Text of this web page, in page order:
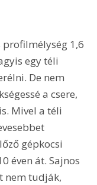
egy téli
De nem
a csere,
Mivel a téli
gépkocsi
éven át. Sajnos
nem tudják,